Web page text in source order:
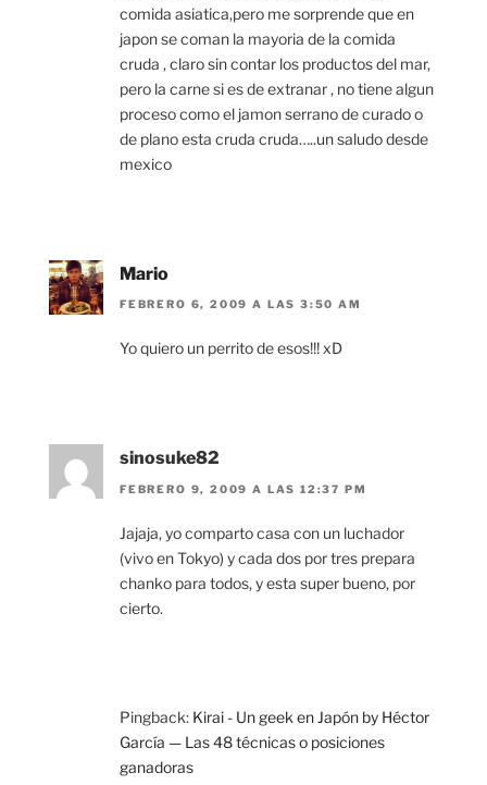
comida asiatica,pero me sorprende que en
japon se coman la mayoria de la comida
cruda , claro sin contar los productos del mar,
pero la carne si es de extranar , no tiene algun
proceso como el jamon serrano de curado o
de plano esta cruda cruda…..un saludo desde
mexico
Mario
FEBRERO 6, 2009 A LAS 3:50 AM
Yo quiero un perrito de esos!!! xD
sinosuke82
FEBRERO 9, 2009 A LAS 12:37 PM
Jajaja, yo comparto casa con un luchador
(vivo en Tokyo) y cada dos por tres prepara
chanko para todos, y esta super bueno, por
cierto.
Pingback: Kirai - Un geek en Japón by Héctor
García — Las 48 técnicas o posiciones
ganadoras